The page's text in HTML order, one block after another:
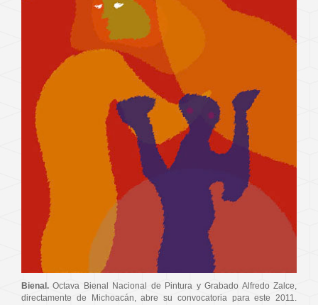
Bienal. Octava Bienal Nacional de Pintura y Grabado Alfredo Zalce,
directamente de Michoacán, abre su convocatoria para este 2011.